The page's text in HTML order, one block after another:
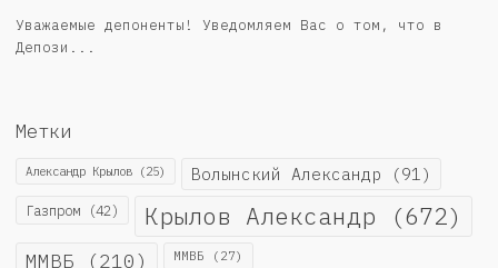
Уважаемые депоненты! Уведомляем Вас о том, что в
Депози...
Метки
Александр Крылов (25) Волынский Александр (91)
Газпром (42) Крылов Александр (672)
ММВБ (210) ММВБ (27)